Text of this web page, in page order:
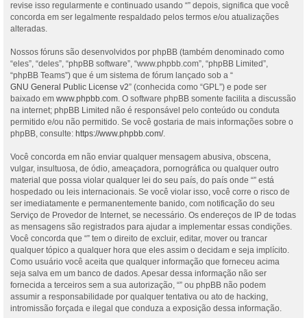
revise isso regularmente e continuado usando “” depois, significa que você
concorda em ser legalmente respaldado pelos termos e/ou atualizações
alteradas.
Nossos fóruns são desenvolvidos por phpBB (também denominado como
“eles”, “deles”, “phpBB software”, “www.phpbb.com”, “phpBB Limited”,
“phpBB Teams”) que é um sistema de fórum lançado sob a “
GNU General Public License v2” (conhecida como “GPL”) e pode ser
baixado em www.phpbb.com. O software phpBB somente facilita a discussão
na internet; phpBB Limited não é responsável pelo conteúdo ou conduta
permitido e/ou não permitido. Se você gostaria de mais informações sobre o
phpBB, consulte: https://www.phpbb.com/.
Você concorda em não enviar qualquer mensagem abusiva, obscena,
vulgar, insultuosa, de ódio, ameaçadora, pornográfica ou qualquer outro
material que possa violar qualquer lei do seu país, do país onde “” está
hospedado ou leis internacionais. Se você violar isso, você corre o risco de
ser imediatamente e permanentemente banido, com notificação do seu
Serviço de Provedor de Internet, se necessário. Os endereços de IP de todas
as mensagens são registrados para ajudar a implementar essas condições.
Você concorda que “” tem o direito de excluir, editar, mover ou trancar
qualquer tópico a qualquer hora que eles assim o decidam e seja implícito.
Como usuário você aceita que qualquer informação que forneceu acima
seja salva em um banco de dados. Apesar dessa informação não ser
fornecida a terceiros sem a sua autorização, “” ou phpBB não podem
assumir a responsabilidade por qualquer tentativa ou ato de hacking,
intromissão forçada e ilegal que conduza a exposição dessa informação.